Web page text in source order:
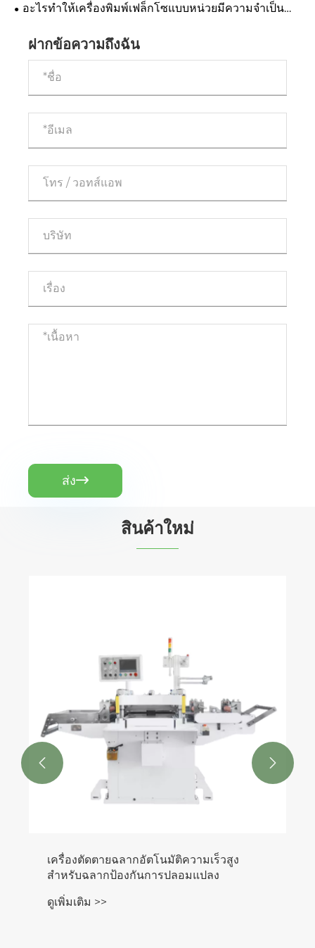
อะไรทำให้เครื่องพิมพ์เฟล็กโซแบบหน่วยมีความจำเป็น
ฝากข้อความถึงฉัน
ส่ง
สินค้าใหม่
 